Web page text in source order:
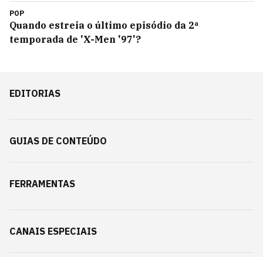
POP
Quando estreia o último episódio da 2ª
temporada de 'X-Men '97'?
EDITORIAS
GUIAS DE CONTEÚDO
FERRAMENTAS
CANAIS ESPECIAIS